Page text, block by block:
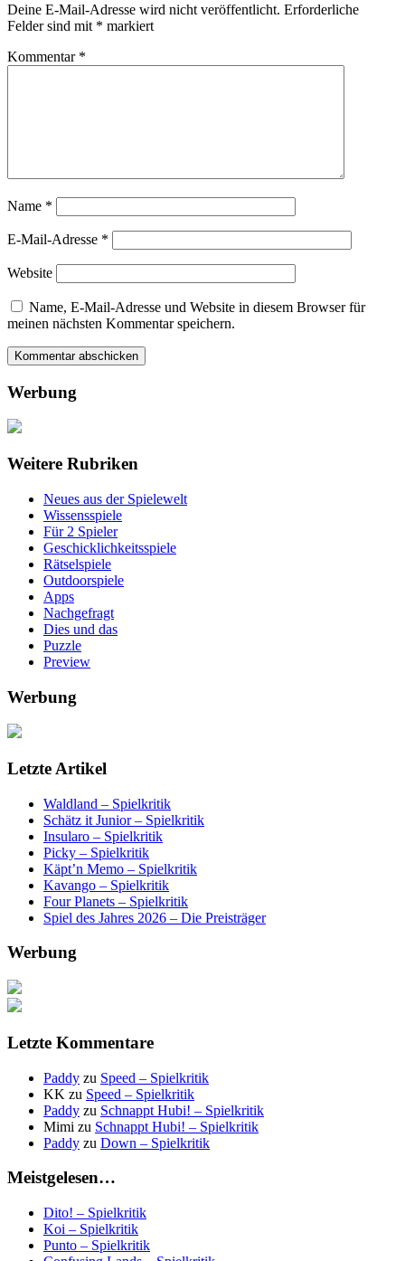
Deine E-Mail-Adresse wird nicht veröffentlicht. Erforderliche
Felder sind mit * markiert
Kommentar *
Name *
E-Mail-Adresse *
Website
Name, E-Mail-Adresse und Website in diesem Browser für
meinen nächsten Kommentar speichern.
Werbung
Weitere Rubriken
Neues aus der Spielewelt
Wissensspiele
Für 2 Spieler
Geschicklichkeitsspiele
Rätselspiele
Outdoorspiele
Apps
Nachgefragt
Dies und das
Puzzle
Preview
Werbung
Letzte Artikel
Waldland – Spielkritik
Schätz it Junior – Spielkritik
Insularo – Spielkritik
Picky – Spielkritik
Käpt’n Memo – Spielkritik
Kavango – Spielkritik
Four Planets – Spielkritik
Spiel des Jahres 2026 – Die Preisträger
Werbung
Letzte Kommentare
Paddy zu Speed – Spielkritik
KK zu Speed – Spielkritik
Paddy zu Schnappt Hubi! – Spielkritik
Mimi zu Schnappt Hubi! – Spielkritik
Paddy zu Down – Spielkritik
Meistgelesen…
Dito! – Spielkritik
Koi – Spielkritik
Punto – Spielkritik